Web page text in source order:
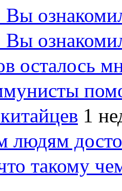
осталось
1
людям
такому